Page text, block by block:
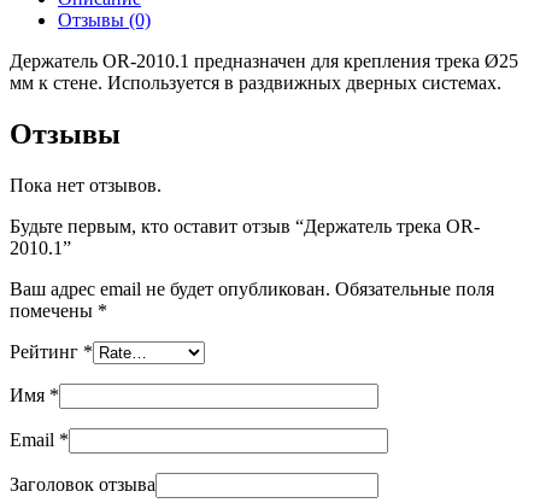
Отзывы (0)
Держатель OR-2010.1 предназначен для крепления трека Ø25
мм к стене. Используется в раздвижных дверных системах.
Отзывы
Пока нет отзывов.
Будьте первым, кто оставит отзыв “Держатель трека OR-
2010.1”
Ваш адрес email не будет опубликован. Обязательные поля
помечены *
Рейтинг *
Имя *
Email *
Заголовок отзыва